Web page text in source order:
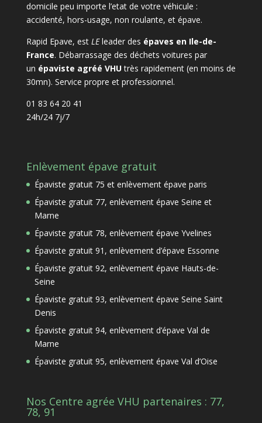
domicile peu importe l’etat de votre véhicule :
accidenté, hors-usage, non roulante, et épave.
Rapid Epave, est LEleader des épaves en Ile-de-
France. Débarrassage des déchets voitures par
un épaviste agréé VHUtrès rapidement (en moins de
30mn). Service propre et professionnel.
01 83 64 20 41
24h/24 7j/7
Enlèvement épave gratuit
Épaviste gratuit 75 et enlèvement épave paris
Épaviste gratuit 77, enlèvement épave Seine et
Marne
Épaviste gratuit 78, enlèvement épave Yvelines
Épaviste gratuit 91, enlèvement d’épave Essonne
Épaviste gratuit 92, enlèvement épave Hauts-de-
Seine
Épaviste gratuit 93, enlèvement épave Seine Saint
Denis
Épaviste gratuit 94, enlèvement d’épave Val de
Marne
Épaviste gratuit 95, enlèvement épave Val d’Oise
Nos Centre agrée VHU partenaires : 77,
78, 91